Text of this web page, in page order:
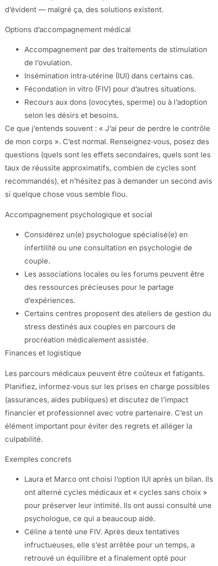
d’évident — malgré ça, des solutions existent.
Options d’accompagnement médical
Accompagnement par des traitements de stimulation
de l’ovulation.
Insémination intra‑utérine (IUI) dans certains cas.
Fécondation in vitro (FIV) pour d’autres situations.
Recours aux dons (ovocytes, sperme) ou à l’adoption
selon les désirs et besoins.
Ce que j’entends souvent : « J’ai peur de perdre le contrôle
de mon corps ». C’est normal. Renseignez‑vous, posez des
questions (quels sont les effets secondaires, quels sont les
taux de réussite approximatifs, combien de cycles sont
recommandés), et n’hésitez pas à demander un second avis
si quelque chose vous semble flou.
Accompagnement psychologique et social
Considérez un(e) psychologue spécialisé(e) en
infertilité ou une consultation en psychologie de
couple.
Les associations locales ou les forums peuvent être
des ressources précieuses pour le partage
d’expériences.
Certains centres proposent des ateliers de gestion du
stress destinés aux couples en parcours de
procréation médicalement assistée.
Finances et logistique
Les parcours médicaux peuvent être coûteux et fatigants.
Planifiez, informez‑vous sur les prises en charge possibles
(assurances, aides publiques) et discutez de l’impact
financier et professionnel avec votre partenaire. C’est un
élément important pour éviter des regrets et alléger la
culpabilité.
Exemples concrets
Laura et Marco ont choisi l’option IUI après un bilan. Ils
ont alterné cycles médicaux et « cycles sans choix »
pour préserver leur intimité. Ils ont aussi consulté une
psychologue, ce qui a beaucoup aidé.
Céline a tenté une FIV. Après deux tentatives
infructueuses, elle s’est arrêtée pour un temps, a
retrouvé un équilibre et a finalement opté pour